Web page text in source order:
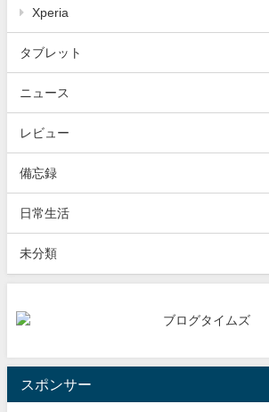
Xperia
タブレット
ニュース
レビュー
備忘録
日常生活
未分類
スポンサー